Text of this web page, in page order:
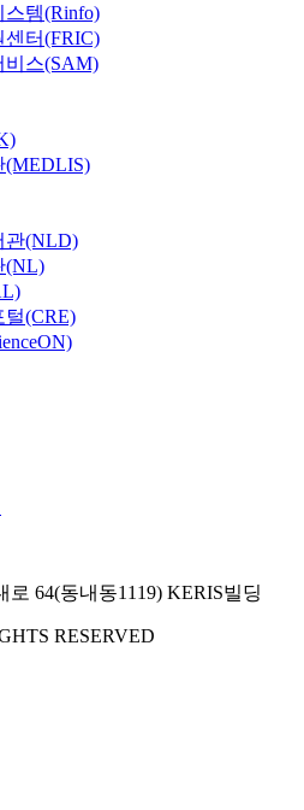
템(Rinfo)
터(FRIC)
비스(SAM)
(MEDLIS)
관(NLD)
(NL)
(CRE)
64(동내동1119) KERIS빌딩
RESERVED